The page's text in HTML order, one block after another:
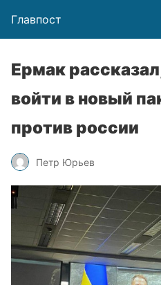
Главпост
Ермак
войти в новый
против россии
Петр Юрьев